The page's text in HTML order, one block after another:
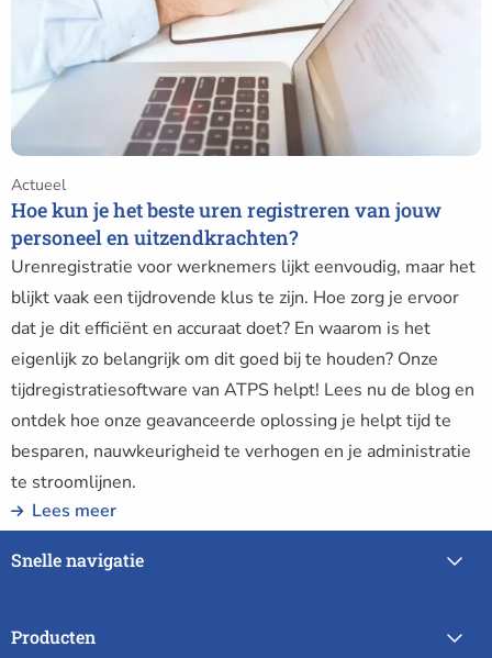
Actueel
Hoe kun je het beste uren registreren van jouw
personeel en uitzendkrachten?
Urenregistratie voor werknemers lijkt eenvoudig, maar het
blijkt vaak een tijdrovende klus te zijn. Hoe zorg je ervoor
dat je dit efficiënt en accuraat doet? En waarom is het
eigenlijk zo belangrijk om dit goed bij te houden? Onze
tijdregistratiesoftware van ATPS helpt! Lees nu de blog en
ontdek hoe onze geavanceerde oplossing je helpt tijd te
besparen, nauwkeurigheid te verhogen en je administratie
te stroomlijnen.
Lees meer
registreren
van
jouw
en
uitzendkrachten?
Snelle navigatie
Producten